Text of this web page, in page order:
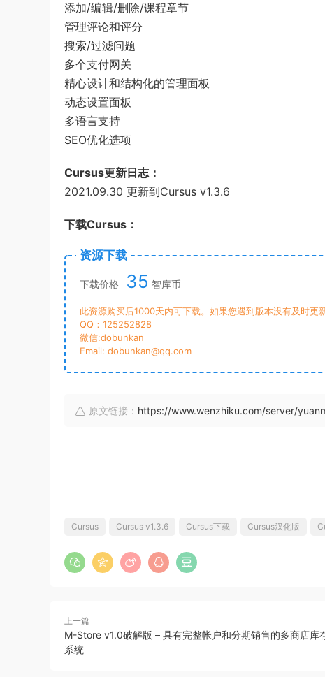
添加/编辑/删除/课程章节
管理评论和评分
搜索/过滤问题
多个支付网关
精心设计和结构化的管理面板
动态设置面板
多语言支持
SEO优化选项
Cursus更新日志：
2021.09.30 更新到Cursus v1.3.6
下载Cursus：
资源下载
下载价格 35 智库币
此资源购买后1000天内可下载。如果您遇到版本没有及时
QQ：125252828
微信:dobunkan
Email: dobunkan@qq.com
原文链接： https://www.wenzhiku.com/server/
Cursus Cursus v1.3.6 Cursus下载 Cursus汉化版
上一篇
M-Store v1.0破解版 – 具有完整帐户和分期销售的多商店库
系统